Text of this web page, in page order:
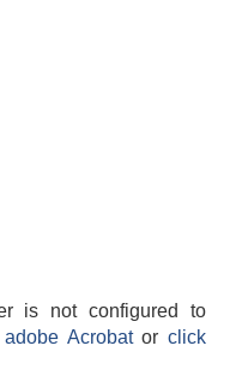
is not configured to
adobe Acrobatorclick